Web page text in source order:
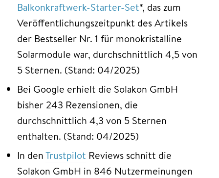
Balkonkraftwerk-Starter-Set*, das zum
Veröffentlichungszeitpunkt des Artikels
der Bestseller Nr. 1 für monokristalline
Solarmodule war, durchschnittlich 4,5 von
5 Sternen. (Stand: 04/2025)
Bei Google erhielt die Solakon GmbH
bisher 243 Rezensionen, die
durchschnittlich 4,3 von 5 Sternen
enthalten. (Stand: 04/2025)
In denTrustpilot Reviews schnitt die
Solakon GmbH in 846 Nutzermeinungen